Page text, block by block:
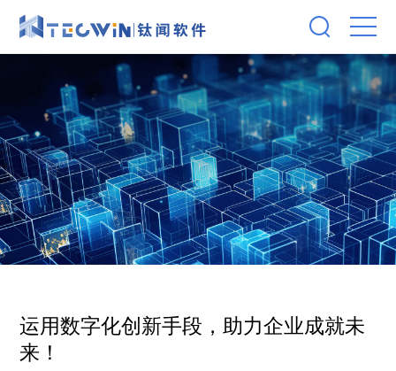
运用数字化创新手段，助力企业成就未
来！